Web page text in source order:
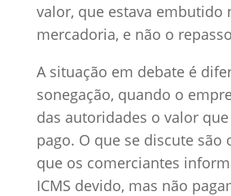
valor, que estava embutido
mercadoria, e não o
A situação em debate é
sonegação, quando o
das autoridades o valor
pago. O que se discute são
que os comerciantes
ICMS devido, mas não